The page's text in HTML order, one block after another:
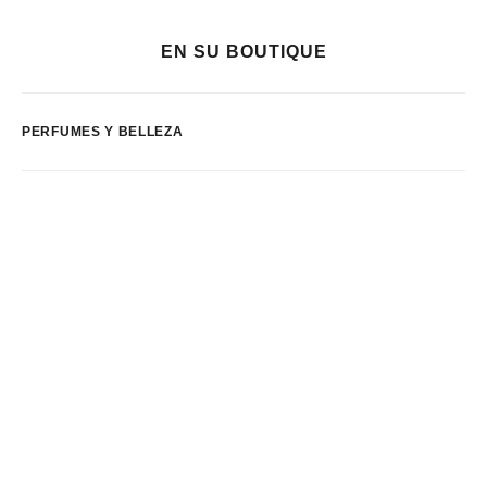
EN SU BOUTIQUE
PERFUMES Y BELLEZA